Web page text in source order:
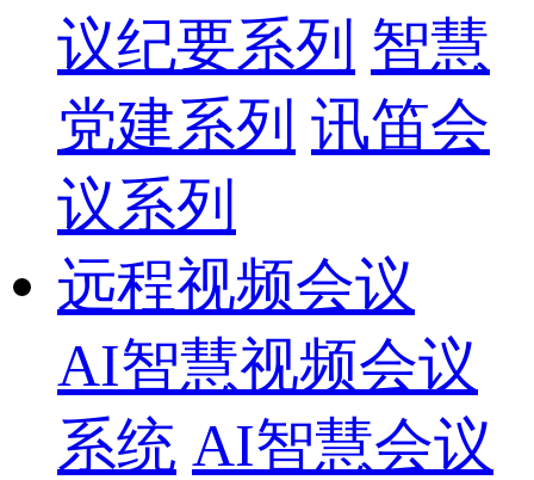
议纪要系列 智慧
党建系列 讯笛会
议系列
远程视频会议
AI智慧视频会议
系统 AI智慧会议